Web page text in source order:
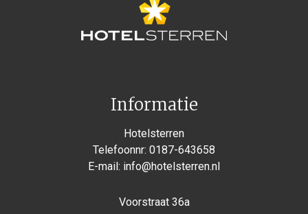
Informatie
Hotelsterren
Telefoonnr: 0187-643658
E-mail: info@hotelsterren.nl
Voorstraat 36a